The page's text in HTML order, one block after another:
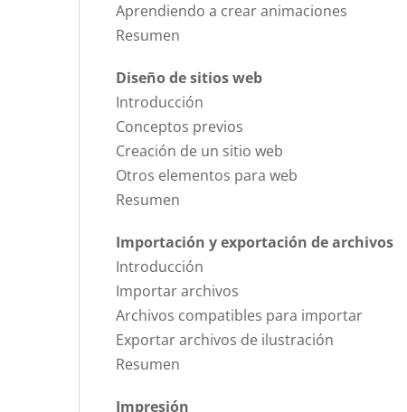
Aprendiendo a crear animaciones
Resumen
Diseño de sitios web
Introducción
Conceptos previos
Creación de un sitio web
Otros elementos para web
Resumen
Importación y exportación de archivos
Introducción
Importar archivos
Archivos compatibles para importar
Exportar archivos de ilustración
Resumen
Impresión